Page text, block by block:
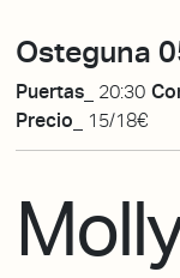
Osteguna
Puertas_ 20:30
Precio_
15/18€